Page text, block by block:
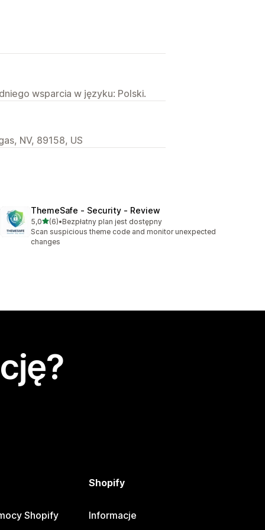
wsparcia w języku: Polski.
NV, 89158, US
ThemeSafe ‑ Security ‑ Review
5,0na 5 gwiazdek
(6)
Łączna liczba recenzji: 6
•Bezpłatny plan jest dostępny
Scan suspicious theme code and monitor unexpected
changes
Shopify
Shopify
Informacje